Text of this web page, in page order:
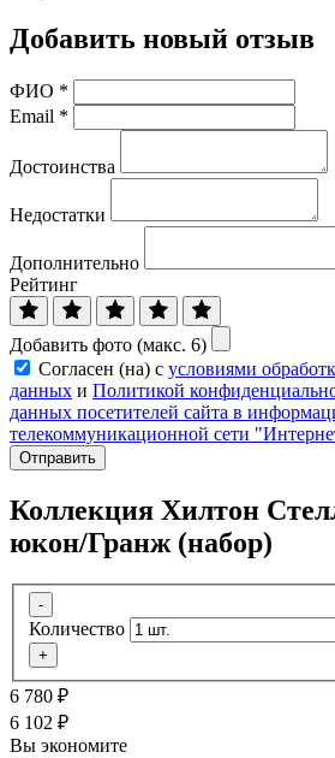
Добавить новый отзыв
ФИО *
Email *
Достоинства
Недостатки
Дополнительно
Рейтинг
Добавить фото (макс. 6)
Согласен (на) с условиями
данных и Политикой
данных посетителей сайта в
телекоммуникационной сети
Отправить
Коллекция Хилтон
юкон/Гранж (набор)
-
Количество
+
6 780 ₽
6 102 ₽
Вы экономите